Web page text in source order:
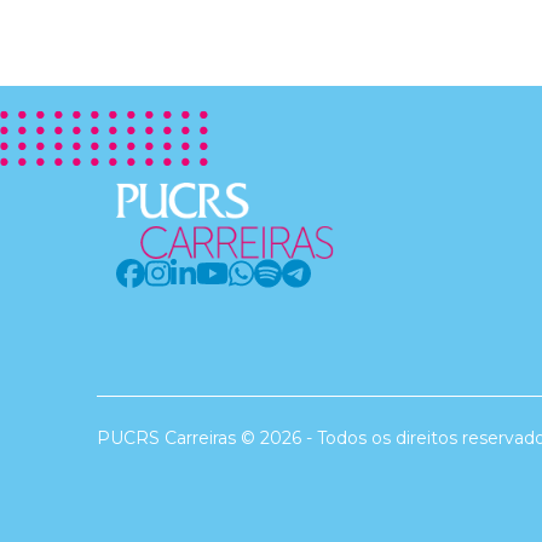
PUCRS Carreiras © 2026 - Todos os direitos